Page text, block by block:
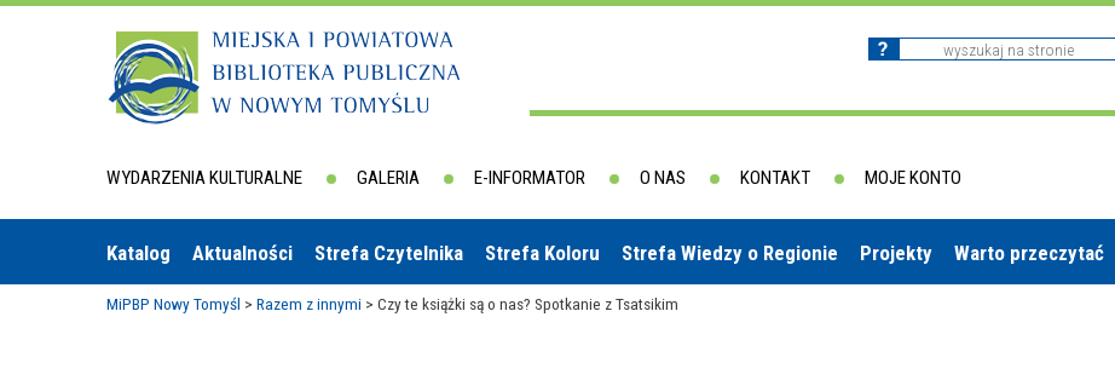
WYDARZENIA KULTURALNE GALERIA E-INFORMATOR O NAS KONTAKT MOJE KONTO
Katalog Aktualności Strefa Czytelnika Strefa Koloru Strefa Wiedzy o Regionie Projekty Warto przeczytać
MiPBP Nowy Tomyśl > Razem z innymi > Czy te książki są o nas? Spotkanie z Tsatsikim